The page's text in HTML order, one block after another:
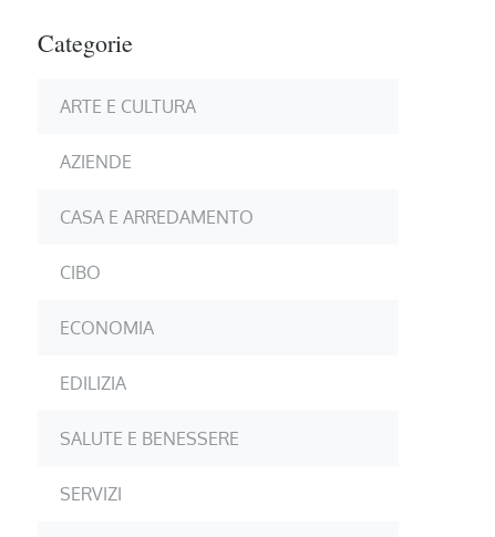
Categorie
ARTE E CULTURA
AZIENDE
CASA E ARREDAMENTO
CIBO
ECONOMIA
EDILIZIA
SALUTE E BENESSERE
SERVIZI